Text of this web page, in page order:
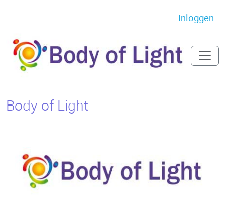
Inloggen
Body of Light